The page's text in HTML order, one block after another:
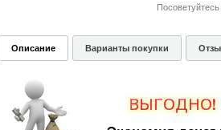
Описание Варианты покупки